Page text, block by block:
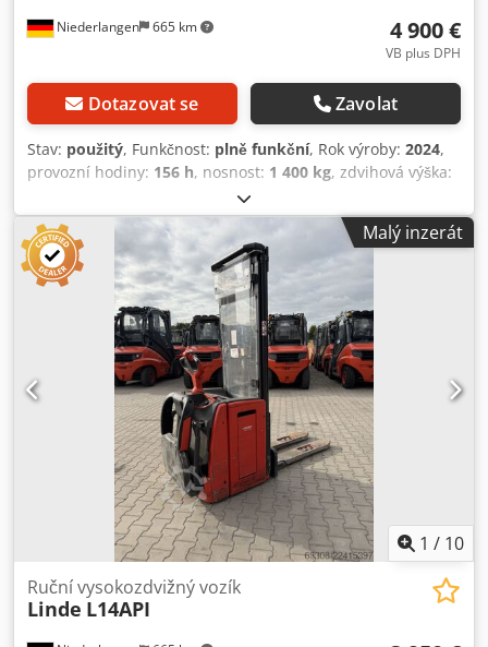
Niederlangen 665 km 4 900 €
VB plus DPH
Dotazovat se Zavolat
Stav: použitý, Funkčnost: plně funkční, Rok výroby: 2024,
provozní hodiny: 156 h, nosnost: 1 400 kg, zdvihová výška:
1 200 mm
typ stožáru:triplex, stavební výška:1 500 mm, délka vidlic:
1 150 mm
, typ pohonu: Elektro, Vysokozdvihový vozík
Těžiště nákladu: 600 Crjdpfx Aszpcbmehysf Šířka vidlic:
560 mm Typ stožáru: Triplex Stav: Připraveno k použití a
plně funkční Technický stav: dobrý Přední pneumatiky, typ:
polyuretan Zadní pneumatiky, typ: polyuretan Napětí
baterie: 24 V Kapacita baterie: 375 Ah Typ baterie: PzS
Počáteční zdvih, ochrana stožáru z plexiskla, kombinovaný
přístrojový panel, funkce pro pomalý pohyb
Malý inzerát
1 / 10
Ruční vysokozdvižný vozík
Linde L14API